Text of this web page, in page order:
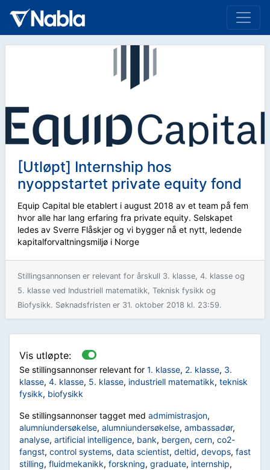
[Utløpt] Internship hos
nyoppstartet private equity fond
Equip Capital ble etablert i august 2018 av et team på fem
hvor alle har lang erfaring fra private equity. Selskapet
ledes av Sverre Flåskjer og vi bygger nå et nytt, ledende
kapitalforvaltningsmiljø i Norge
Stillingsannonsen er relevant for årskull 3. klasse, 4. klasse og
5. klasse ved Industriell matematikk, Teknisk fysikk og
Biofysikk. Søknadsfristen er 31. oktober 2018 kl. 23:59.
Vis utløpte:
Se stillingsannonser relevant for 1. klasse, 2. klasse, 3.
klasse, 4. klasse, 5. klasse, industriell matematikk, teknisk
fysikk, biofysikk
Se stillingsannonser tagget med admimistrasjon,
alumniundersøkelse, alumniundersøkelse, ambassadør,
analyse, artificial intelligence, bank, bergen, cern, co2-
fangst, control systems, data scientist, deltid, devops, fast
stilling, fluidmekanikk, forskning, graduate, internship,